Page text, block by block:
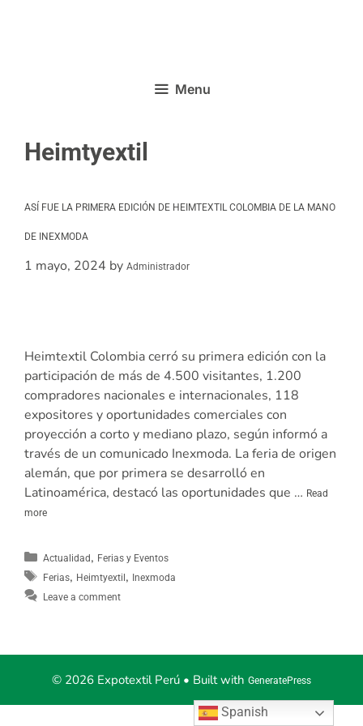
Menu
Heimtyextil
ASÍ FUE LA PRIMERA EDICIÓN DE HEIMTEXTIL COLOMBIA DE LA MANO
DE INEXMODA
1 mayo, 2024 by Administrador
Heimtextil Colombia cerró su primera edición con la
participación de más de 4.500 visitantes, 1.200
compradores nacionales e internacionales, 118
expositores y oportunidades comerciales con
proyección a corto y mediano plazo, según informó a
través de un comunicado Inexmoda. La feria de origen
alemán, que por primera se desarrolló en
Latinoamérica, destacó las oportunidades que … Read
more
Actualidad , Ferias y Eventos
Ferias, Heimtyextil , Inexmoda
Leave a comment
© 2026 Expotextil Perú • Built with GeneratePress
Spanish